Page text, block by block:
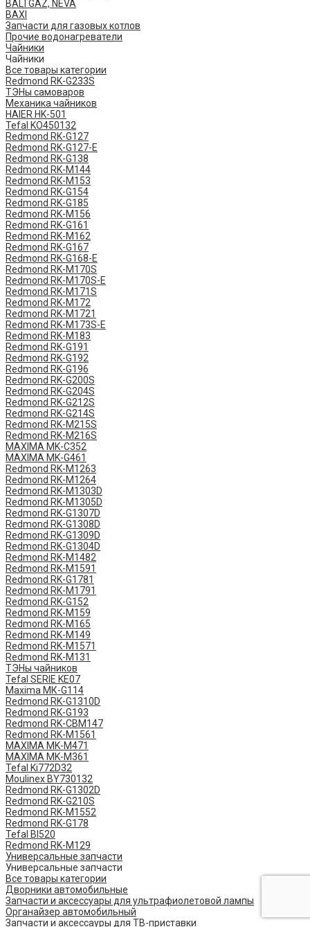
BALTGAZ, NEVA
BAXI
Запчасти для газовых котлов
Прочие водонагреватели
Чайники
Чайники
Все товары категории
Redmond RK-G233S
ТЭНы самоваров
Механика чайников
HAIER HK-501
Tefal KO450132
​Redmond ​RK-G127
Redmond ​RK-G127-E
Redmond RK-G138
Redmond RK-M144
Redmond RK-M153
Redmond RK-G154
Redmond RK-G185
Redmond RK-M156
Redmond RK-G161
Redmond RK-M162
Redmond RK-G167
Redmond RK-G168-E
Redmond RK-M170S
Redmond RK-M170S-E
Redmond RK-M171S
Redmond RK-M172
Redmond RK-M1721
Redmond RK-M173S-E
Redmond RK-M183
Redmond RK-G191
Redmond RK-G192
Redmond RK-G196
Redmond RK-G200S
Redmond RK-G204S
Redmond RK-G212S
Redmond RK-G214S
Redmond RK-M215S
Redmond RK-M216S
MAXIMA MK-C352
MAXIMA MK-G461
Redmond RK-M1263
Redmond RK-M1264
Redmond RK-M1303D
Redmond RK-M1305D
Redmond RK-G1307D
Redmond RK-G1308D
Redmond RK-G1309D
Redmond RK-G1304D
Redmond RK-M1482
Redmond RK-M1591
Redmond RK-G1781
Redmond RK-M1791
Redmond RK-G152
Redmond RK-M159
Redmond RK-M165
Redmond RK-M149
Redmond RK-M1571
Redmond RK-M131
ТЭНы чайников
Tefal SERIE KE07
Maxima МК-G114
Redmond RK-G1310D
Redmond RK-G193
Redmond RK-CBM147
Redmond RK-M1561
MAXIMA MK-M471
MAXIMA MK-M361
Tefal Ki772D32
Moulinex BY730132
Redmond RK-G1302D
Redmond RK-G210S
Redmond RK-M1552
Redmond RK-G178
Tefal BI520
Redmond RK-M129
Универсальные запчасти
Универсальные запчасти
Все товары категории
Дворники автомобильные
Запчасти и аксессуары для ультрафиолетовой лампы
Органайзер автомобильный
Запчасти и аксессауры для ТВ-приставки